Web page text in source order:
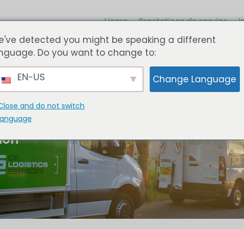
Home Prestations de service
detected you might be speaking a different
Do you want to change to:
EN-US Change Language
and do not switch